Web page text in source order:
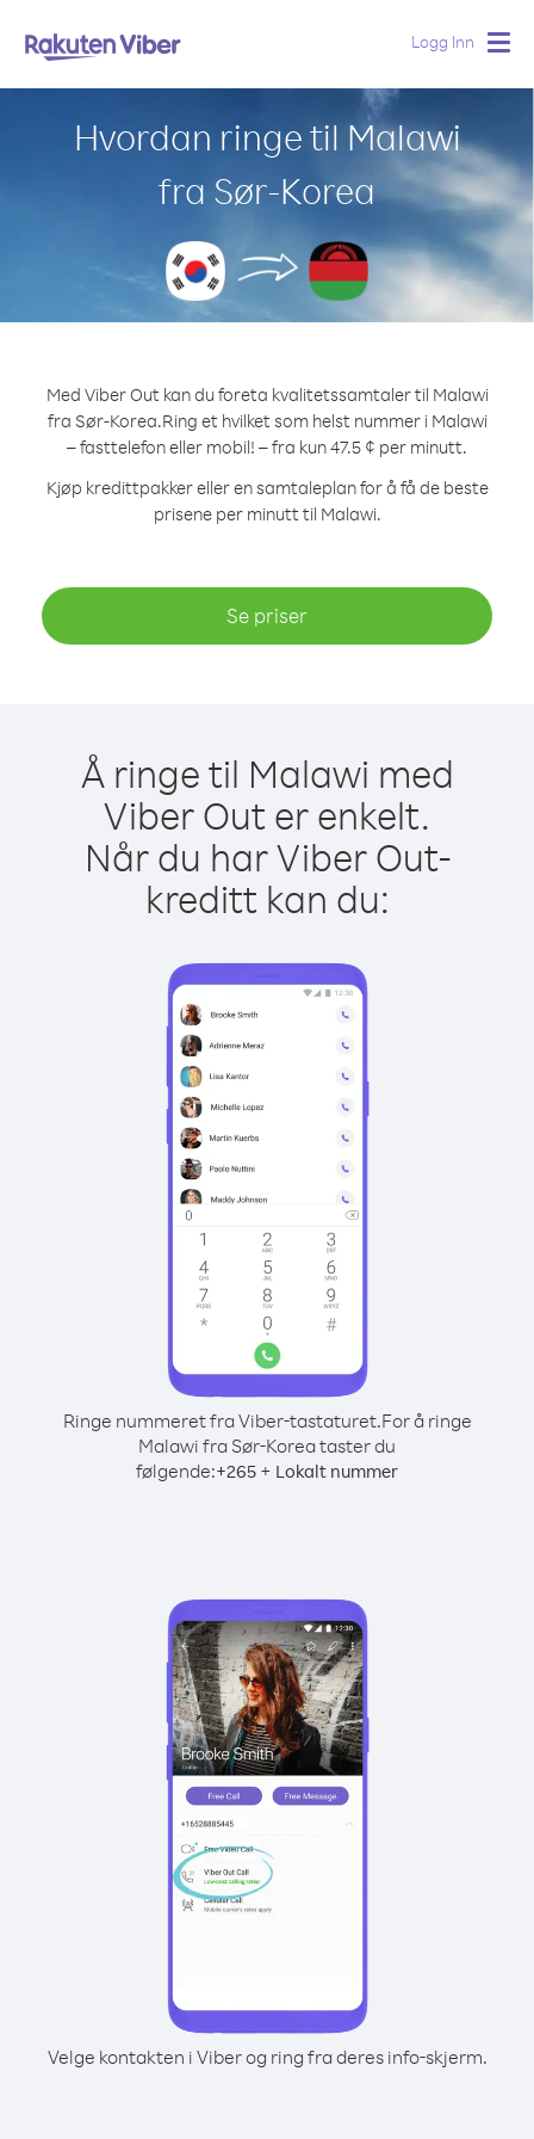
Logg Inn
Hvordan ringe til Malawi
fra Sør-Korea
Med Viber Out kan du foreta kvalitetssamtaler til Malawi
fra Sør-Korea.Ring et hvilket som helst nummer i Malawi
– fasttelefon eller mobil! – fra kun 47.5 ¢ per minutt.
Kjøp kredittpakker eller en samtaleplan for å få de beste
prisene per minutt til Malawi.
Se priser
Å ringe til Malawi med
Viber Out er enkelt.
Når du har Viber Out-
kreditt kan du:
Ringe nummeret fra Viber-tastaturet.For å ringe
Malawi fra Sør-Korea taster du
følgende:+265 + Lokalt nummer
Velge kontakten i Viber og ring fra deres info-skjerm.